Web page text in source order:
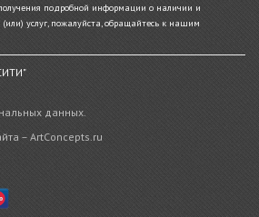
подробной информации о наличии и
услуг, пожалуйста, обращайтесь к нашим
данных.
– ArtConcepts.ru